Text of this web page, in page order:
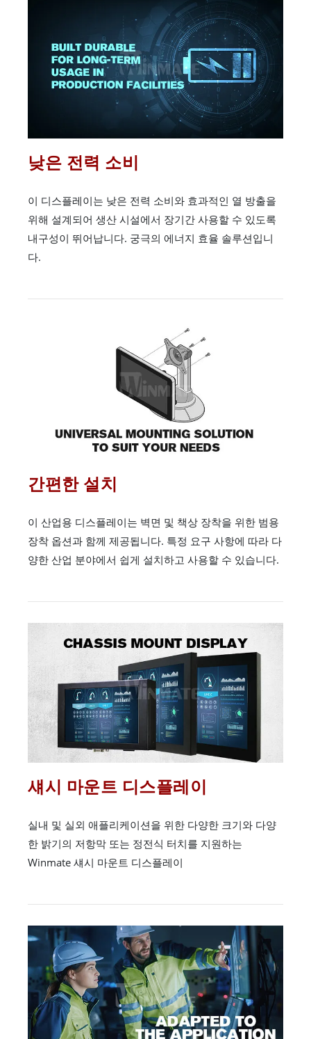
낮은 전력 소비
이 디스플레이는 낮은 전력 소비와 효과적인 열 방출을
위해 설계되어 생산 시설에서 장기간 사용할 수 있도록
내구성이 뛰어납니다. 궁극의 에너지 효율 솔루션입니
다.
간편한 설치
이 산업용 디스플레이는 벽면 및 책상 장착을 위한 범용
장착 옵션과 함께 제공됩니다. 특정 요구 사항에 따라 다
양한 산업 분야에서 쉽게 설치하고 사용할 수 있습니다.
섀시 마운트 디스플레이
실내 및 실외 애플리케이션을 위한 다양한 크기와 다양
한 밝기의 저항막 또는 정전식 터치를 지원하는
Winmate 섀시 마운트 디스플레이